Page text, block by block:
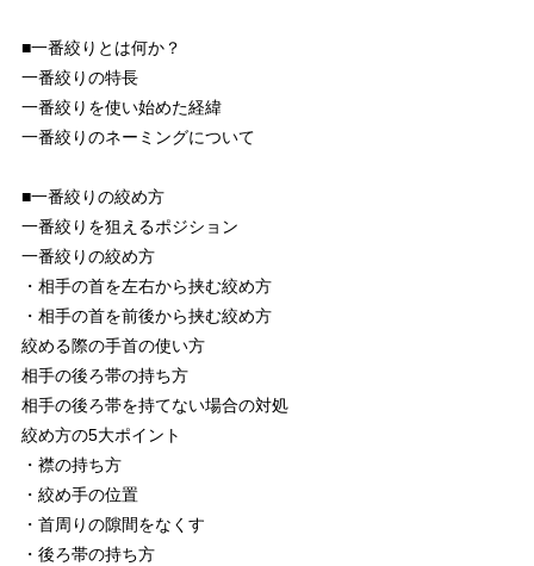
■一番絞りとは何か？
一番絞りの特長
一番絞りを使い始めた経緯
一番絞りのネーミングについて
■一番絞りの絞め方
一番絞りを狙えるポジション
一番絞りの絞め方
・相手の首を左右から挟む絞め方
・相手の首を前後から挟む絞め方
絞める際の手首の使い方
相手の後ろ帯の持ち方
相手の後ろ帯を持てない場合の対処
絞め方の5大ポイント
・襟の持ち方
・絞め手の位置
・首周りの隙間をなくす
・後ろ帯の持ち方